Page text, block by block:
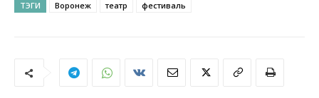
ТЭГИ Воронеж театр фестиваль